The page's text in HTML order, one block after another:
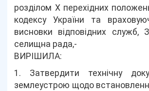
розділом Х перехідних
кодексу України та
висновки відповідних служб,
селищна рада,-
ВИРІШИЛА:
1. Затвердити технічну
землеустрою щодо